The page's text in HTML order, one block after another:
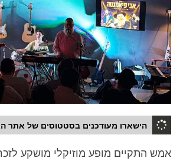
הישארו מעודכנים בסטטוסים של אתר
אמש התקיים מופע מוזיקלי מושקע